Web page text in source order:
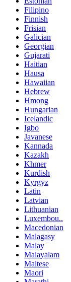
Filipino
Finnish
Frisian
Galician
Georgian
Gujarati
Haitian
Hausa
Hawaiian
Hebrew
Hmong
Hungarian
Icelandic
Igbo
Javanese
Kannada
Kazakh
Khmer
Kurdish
Kyrgyz
Latin
Latvian
Lithuanian
Luxembou..
Macedonian
Malagasy
Malay
Malayalam
Maltese
Maori